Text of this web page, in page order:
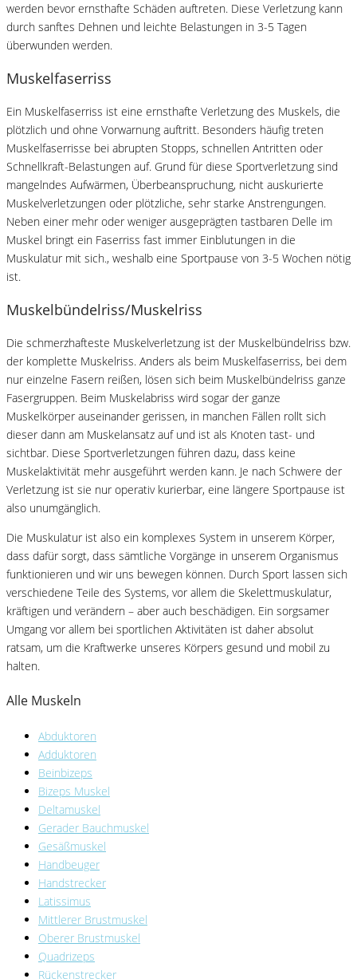
werden bevor ernsthafte Schäden auftreten. Diese Verletzung kann
durch sanftes Dehnen und leichte Belastungen in 3-5 Tagen
überwunden werden.
Muskelfaserriss
Ein Muskelfaserriss ist eine ernsthafte Verletzung des Muskels, die
plötzlich und ohne Vorwarnung auftritt. Besonders häufig treten
Muskelfaserrisse bei abrupten Stopps, schnellen Antritten oder
Schnellkraft-Belastungen auf. Grund für diese Sportverletzung sind
mangelndes Aufwärmen, Überbeanspruchung, nicht auskurierte
Muskelverletzungen oder plötzliche, sehr starke Anstrengungen.
Neben einer mehr oder weniger ausgeprägten tastbaren Delle im
Muskel bringt ein Faserriss fast immer Einblutungen in die
Muskulatur mit sich., weshalb eine Sportpause von 3-5 Wochen nötig
ist.
Muskelbündelriss/Muskelriss
Die schmerzhafteste Muskelverletzung ist der Muskelbündelriss bzw.
der komplette Muskelriss. Anders als beim Muskelfaserriss, bei dem
nur einzelne Fasern reißen, lösen sich beim Muskelbündelriss ganze
Fasergruppen. Beim Muskelabriss wird sogar der ganze
Muskelkörper auseinander gerissen, in manchen Fällen rollt sich
dieser dann am Muskelansatz auf und ist als Knoten tast- und
sichtbar. Diese Sportverletzungen führen dazu, dass keine
Muskelaktivität mehr ausgeführt werden kann. Je nach Schwere der
Verletzung ist sie nur operativ kurierbar, eine längere Sportpause ist
also unumgänglich.
Die Muskulatur ist also ein komplexes System in unserem Körper,
dass dafür sorgt, dass sämtliche Vorgänge in unserem Organismus
funktionieren und wir uns bewegen können. Durch Sport lassen sich
verschiedene Teile des Systems, vor allem die Skelettmuskulatur,
kräftigen und verändern – aber auch beschädigen. Ein sorgsamer
Umgang vor allem bei sportlichen Aktivitäten ist daher absolut
ratsam, um die Kraftwerke unseres Körpers gesund und mobil zu
halten.
Alle Muskeln
Abduktoren
Adduktoren
Beinbizeps
Bizeps Muskel
Deltamuskel
Gerader Bauchmuskel
Gesäßmuskel
Handbeuger
Handstrecker
Latissimus
Mittlerer Brustmuskel
Oberer Brustmuskel
Quadrizeps
Rückenstrecker